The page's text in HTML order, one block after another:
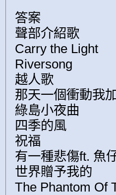
答案
聲部介紹歌
Carry the Light
Riversong
越人歌
那天一個衝動我
綠島小夜曲
四季的風
祝福
有一種悲傷ft. 魚
世界贈予我的
The Phantom Of